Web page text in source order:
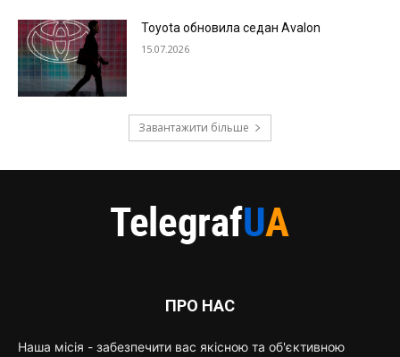
Toyota обновила седан Avalon
15.07.2026
Завантажити більше
ПРО НАС
Наша місія - забезпечити вас якісною та об'єктивною